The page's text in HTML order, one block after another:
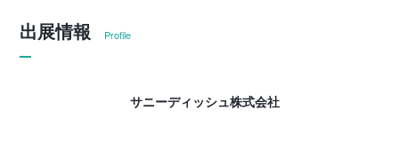
出展情報 Profile
サニーディッシュ株式会社